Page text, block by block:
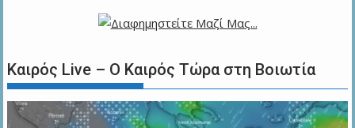
Καιρός Live – Ο Καιρός Τώρα στη Βοιωτία